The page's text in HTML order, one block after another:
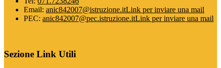
Email: anic842007@istruzione.itLink per inviare una mail
PEC: anic842007@pec.istruzione.itLink per inviare una mail
Sezione Link Utili